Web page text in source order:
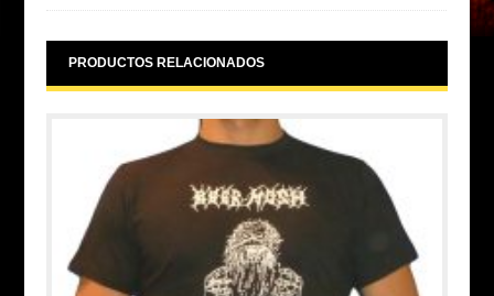
PRODUCTOS RELACIONADOS